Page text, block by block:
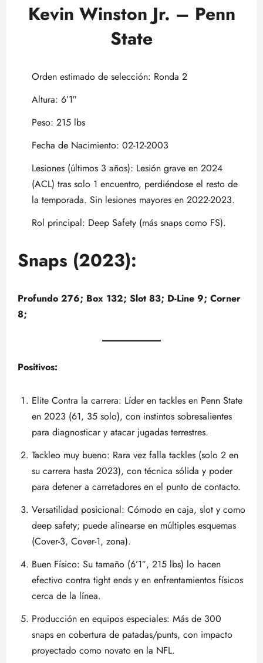
Kevin Winston Jr. – Penn
State
Orden estimado de selección: Ronda 2
Altura: 6’1″
Peso: 215 lbs
Fecha de Nacimiento: 02-12-2003
Lesiones (últimos 3 años): Lesión grave en 2024
(ACL) tras solo 1 encuentro, perdiéndose el resto de
la temporada. Sin lesiones mayores en 2022-2023.
Rol principal: Deep Safety (más snaps como FS).
Snaps (2023):
Profundo 276; Box 132; Slot 83; D-Line 9; Corner
8;
Positivos:
Elite Contra la carrera: Líder en tackles en Penn State
en 2023 (61, 35 solo), con instintos sobresalientes
para diagnosticar y atacar jugadas terrestres.
Tackleo muy bueno: Rara vez falla tackles (solo 2 en
su carrera hasta 2023), con técnica sólida y poder
para detener a carretadores en el punto de contacto.
Versatilidad posicional: Cómodo en caja, slot y como
deep safety; puede alinearse en múltiples esquemas
(Cover-3, Cover-1, zona).
Buen Físico: Su tamaño (6’1″, 215 lbs) lo hacen
efectivo contra tight ends y en enfrentamientos físicos
cerca de la línea.
Producción en equipos especiales: Más de 300
snaps en cobertura de patadas/punts, con impacto
proyectado como novato en la NFL.